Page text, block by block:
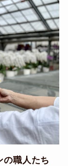
の職人たち